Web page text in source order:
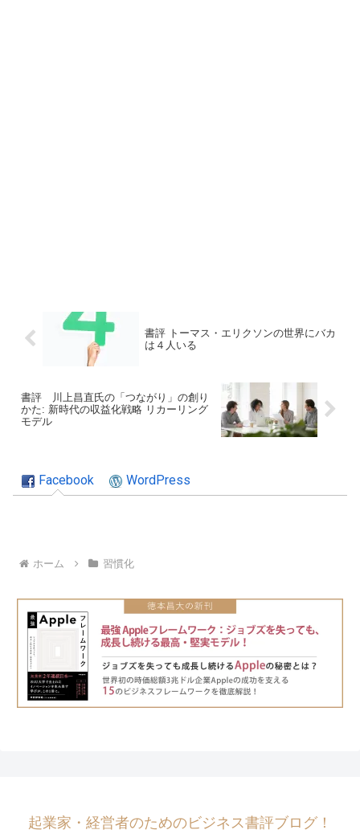
書評 トーマス・エリクソンの世界にバカ
は４人いる
書評 川上昌直氏の「つながり」の創り
かた: 新時代の収益化戦略 リカーリング
モデル
Facebook WordPress
ホーム 習慣化
起業家・経営者のためのビジネス書評ブログ！